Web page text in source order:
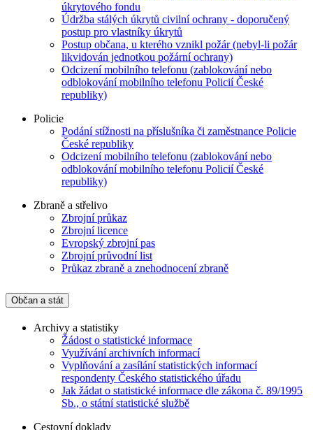
úkrytového fondu
Údržba stálých úkrytů civilní ochrany - doporučený
postup pro vlastníky úkrytů
Postup občana, u kterého vznikl požár (nebyl-li požár
likvidován jednotkou požární ochrany)
Odcizení mobilního telefonu (zablokování nebo
odblokování mobilního telefonu Policií České
republiky)
Policie
Podání stížnosti na příslušníka či zaměstnance Policie
České republiky
Odcizení mobilního telefonu (zablokování nebo
odblokování mobilního telefonu Policií České
republiky)
Zbraně a střelivo
Zbrojní průkaz
Zbrojní licence
Evropský zbrojní pas
Zbrojní průvodní list
Průkaz zbraně a znehodnocení zbraně
Občan a stát
Archivy a statistiky
Žádost o statistické informace
Využívání archivních informací
Vyplňování a zasílání statistických informací
respondenty Českého statistického úřadu
Jak žádat o statistické informace dle zákona č. 89/1995
Sb., o státní statistické službě
Cestovní doklady